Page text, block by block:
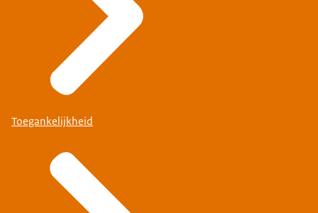
Toegankelijkheid